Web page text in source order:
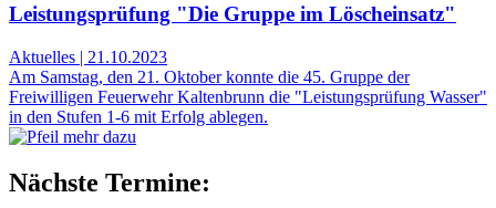
Leistungsprüfung "Die Gruppe im Löscheinsatz"
Aktuelles | 21.10.2023
Am Samstag, den 21. Oktober konnte die 45. Gruppe der
Freiwilligen Feuerwehr Kaltenbrunn die "Leistungsprüfung Wasser"
in den Stufen 1-6 mit Erfolg ablegen.
Nächste Termine: